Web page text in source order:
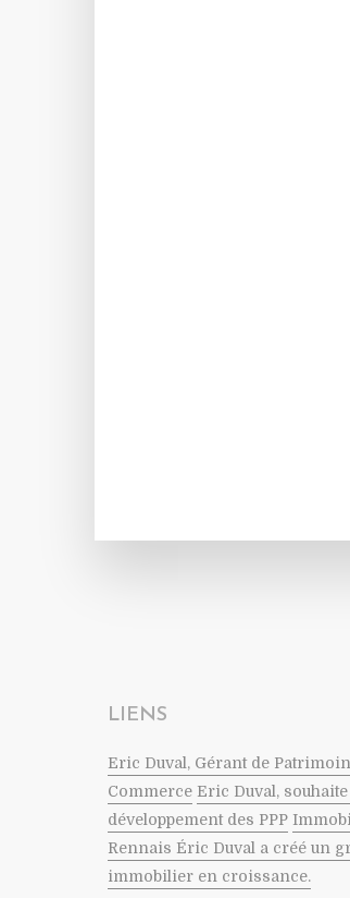
LIENS
Eric Duval, Gérant de
Commerce Eric Duval, souhaite
développement des PPP
Rennais Éric Duval a créé un
immobilier en croissance.